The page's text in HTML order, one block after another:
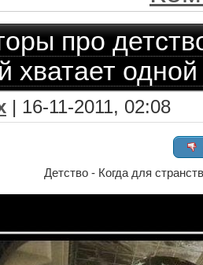
про
хватает
| 16-11-2011, 02:08
Детство - Когда для